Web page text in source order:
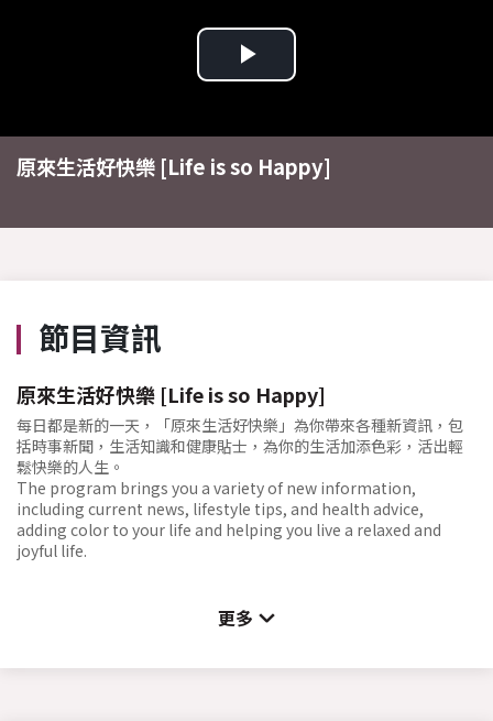
Play
Video
原來生活好快樂 [Life is so Happy]
節目資訊
原來生活好快樂 [Life is so Happy]
每日都是新的一天，「原來生活好快樂」為你帶來各種新資訊，包
括時事新聞，生活知識和健康貼士，為你的生活加添色彩，活出輕
鬆快樂的人生。
The program brings you a variety of new information,
including current news, lifestyle tips, and health advice,
adding color to your life and helping you live a relaxed and
joyful life.
更多